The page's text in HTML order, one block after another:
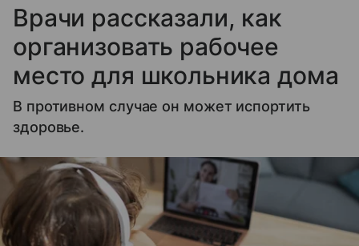
Врачи рассказали, как
организовать рабочее
место для школьника дома
В противном случае он может испортить
здоровье.